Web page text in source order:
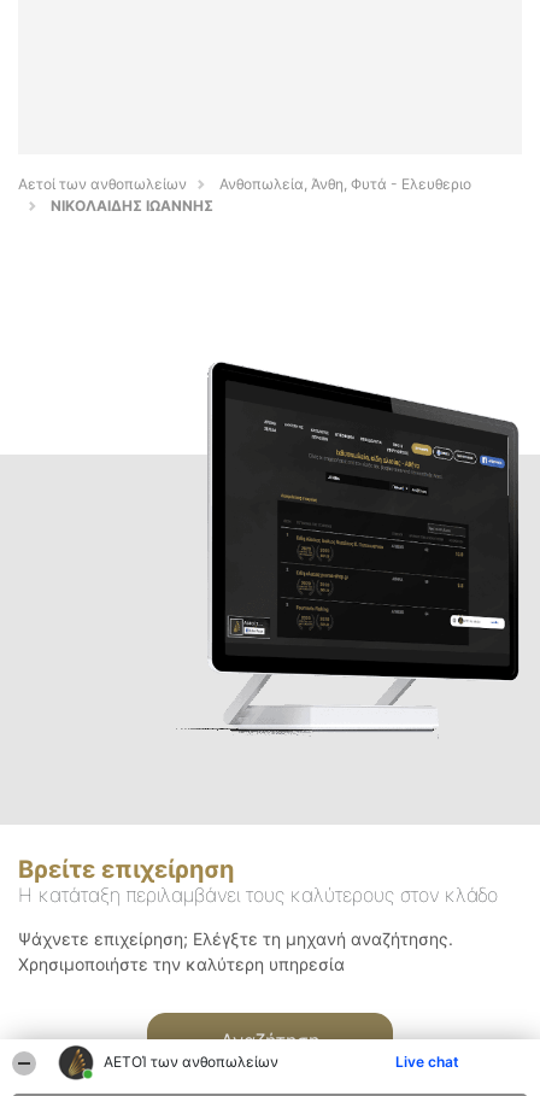
ΑΕΤΟΊ των ανθοπωλείων Live chat
Αετοί των ανθοπωλείων
Ανθοπωλεία, Άνθη, Φυτά - Ελευθεριο
ΝΙΚΟΛΑΙΔΗΣ ΙΩΑΝΝΗΣ
Βρείτε επιχείρηση
Η κατάταξη περιλαμβάνει τους καλύτερους στον κλάδο
Ψάχνετε επιχείρηση; Ελέγξτε τη μηχανή αναζήτησης.
Χρησιμοποιήστε την καλύτερη υπηρεσία
Αναζήτηση